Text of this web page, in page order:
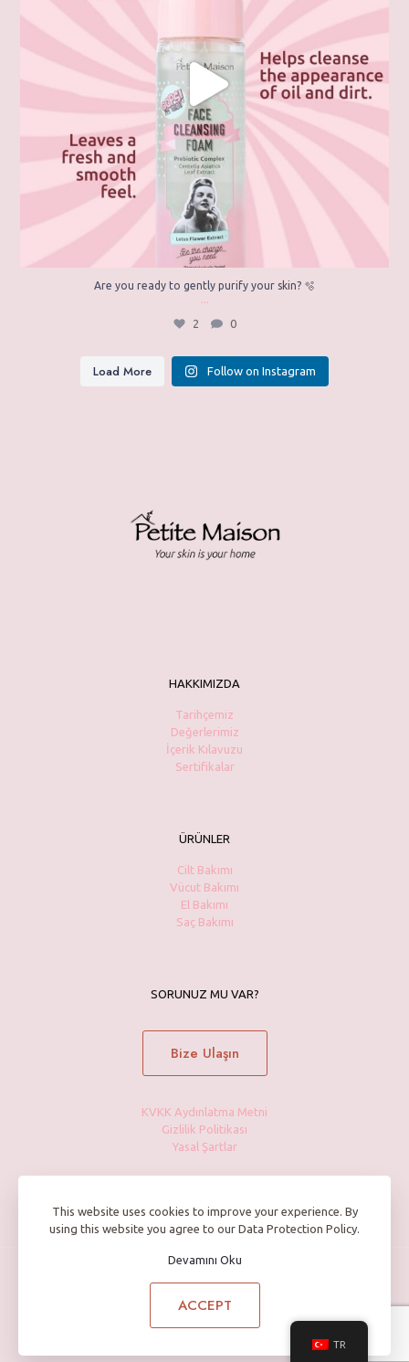
Are you ready to gently purify your skin? 🫧
...
2
0
Load More Follow on Instagram
HAKKIMIZDA
Tarihçemiz
Değerlerimiz
İçerik Kılavuzu
Sertifikalar
ÜRÜNLER
Cilt Bakımı
Vücut Bakımı
El Bakımı
Saç Bakımı
SORUNUZ MU VAR?
Bize Ulaşın
KVKK Aydınlatma Metni
Gizlilik Politikası
Yasal Şartlar
© 2025 Petite Maison - BFF Cosmetics | Tüm Hakları Saklıdır.
This website uses cookies to improve your experience. By
using this website you agree to our Data Protection Policy.
Devamını Oku
ACCEPT
TR